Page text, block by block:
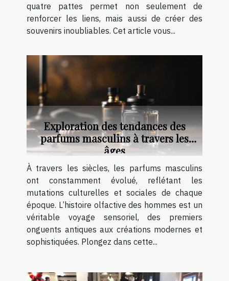
quatre pattes permet non seulement de
renforcer les liens, mais aussi de créer des
souvenirs inoubliables. Cet article vous...
Exploration des tendances des
parfums masculins à travers les
âges
À travers les siècles, les parfums masculins
ont constamment évolué, reflétant les
mutations culturelles et sociales de chaque
époque. L’histoire olfactive des hommes est un
véritable voyage sensoriel, des premiers
onguents antiques aux créations modernes et
sophistiquées. Plongez dans cette...